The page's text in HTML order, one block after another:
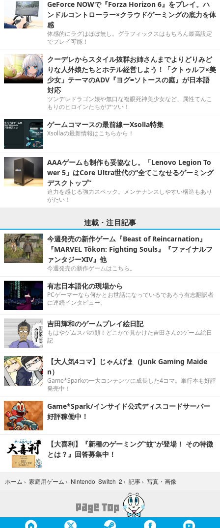
GeForce NOWで『Forza Horizon 6』をプレイ。ハ
ンドルコントローラー×クラウドゲーミングの底力を体
感
体感的にラグはほぼ無し。グラフィックスはもちろん最高設定
でプレイ可能！
クーデレからスタイル抜群お姉さんまでよりどりみど
りな人外娘たちとホテル経営しよう！「クトゥルフ×美
少女」テーマのADV『ヨグ=ソトースの庭』が日本語
対応
ツンデレドラゴン娘や無口な複眼死神美少女など、属性てんこ
もりのヒロインたちがアツい！
ゲームコマースの最前線ーXsolla特集
Xsollaの最新情報はこちらから！
AAAゲームも制作も妥協なし。「Lenovo Legion To
wer 5」はCore Ultra世代の“全てこなせるゲーミング
デスクトップ”
迫力を感じる強力スペック。メンテナンスしやすい構造もあり
がたい！
連載・注目記事
今週発売の新作ゲーム『Beast of Reincarnation』
『MARVEL Tōkon: Fighting Souls』『ファイナルフ
ァンタジーXIV』他
今週発売の新作ゲームはこちら。
有志日本語化の現場から
PCゲーマーなら何かとお世話になっているであろう有志翻訳者
に連続インタビュー。
吉田輝和のゲームプレイ絵日記
もはやゲムスパの顔！どこかで見かけた吉田さんのゲーム絵日
記
【大人気4コマ】じゃんげま（Junk Gaming Maide
n）
Game*Sparkの一大コンテンツに成長した4コマ。単行本も好評
発売中！
Game*Spark/インサイド公式ディスコードサーバー
好評稼働中！
【大喜利】『新種のゲーミング“蚊”が登場！ その特徴
とは？』回答募集中！
ホーム › 家庭用ゲーム › Nintendo Switch 2 › 記事 › 写真・画像